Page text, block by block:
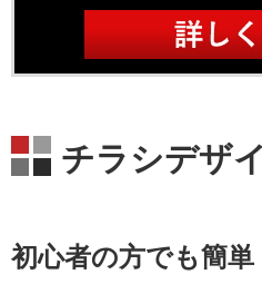
チラシデザ
初心者の方でも簡単